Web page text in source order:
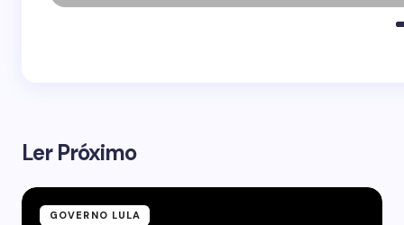
Ler Próximo
GOVERNO LULA